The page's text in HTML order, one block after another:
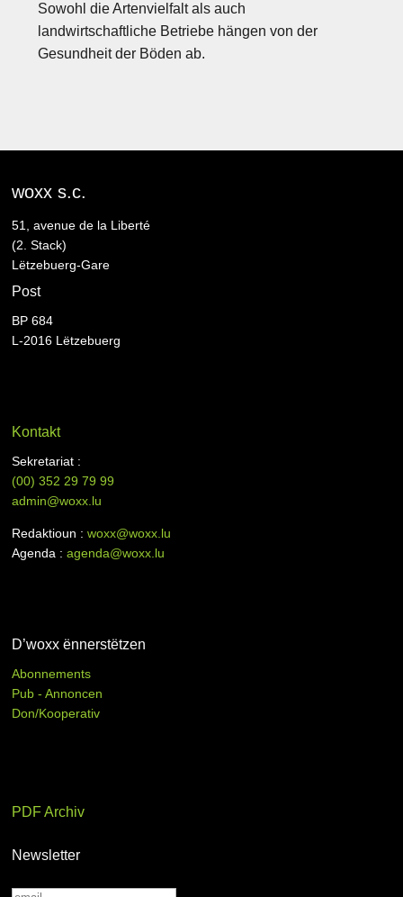
Sowohl die Artenvielfalt als auch
landwirtschaftliche Betriebe hängen von der
Gesundheit der Böden ab.
woxx s.c.
51, avenue de la Liberté
(2. Stack)
Lëtzebuerg-Gare
Post
BP 684
L-2016 Lëtzebuerg
Kontakt
Sekretariat :
(00)352 29 79 99
admin@woxx.lu
Redaktioun :woxx@woxx.lu
Agenda :agenda@woxx.lu
D’woxx ënnerstëtzen
Abonnements
Pub - Annoncen
Don/Kooperativ
PDF Archiv
Newsletter